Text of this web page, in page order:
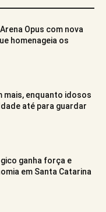
Opus com nova
homenageia os
mais, enquanto idosos
até para guardar
ganha força e
em Santa Catarina